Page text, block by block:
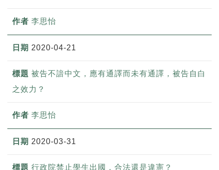
李思怡
2020-04-21
被告不諳中文，應有通譯而未有通譯，被告自白
之效力？
李思怡
2020-03-31
行政院禁止學生出國，合法還是違憲？